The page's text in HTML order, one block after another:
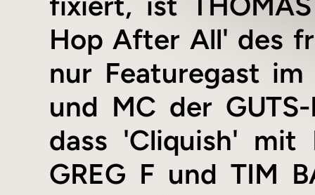
Hop After All' des
nur Featuregast
und MC der
dass 'Cliquish' mit
GREG F und TIM